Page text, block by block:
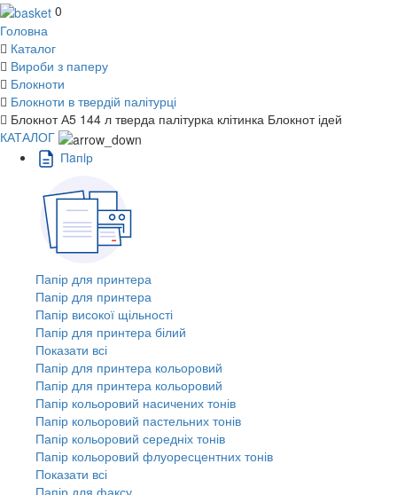
0
Головна
Каталог
Вироби з паперу
Блокноти
Блокноти в твердій палітурці
Блокнот А5 144 л тверда палітурка клітинка Блокнот ідей
КАТАЛОГ
Пaпiр
Папір для принтера
Папір для принтера
Папір високої щільності
Папір для принтера білий
Показати всі
Папір для принтера кольоровий
Папір для принтера кольоровий
Папір кольоровий насичених тонів
Папір кольоровий пастельних тонів
Папір кольоровий середніх тонів
Папір кольоровий флуоресцентних тонів
Показати всі
Папір для факсу